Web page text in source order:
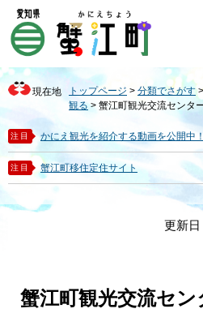
ジ
先
頭
で
す
。
ュ
を
飛
ば
し
て
本
文
現在地 トップページ > 分類でさがす
観る > 蟹江町観光交流センタ
注目 かにえ観光を紹介する動画を公開中！
注目 蟹江町移住定住サイト
更新日
蟹江町観光交流セン